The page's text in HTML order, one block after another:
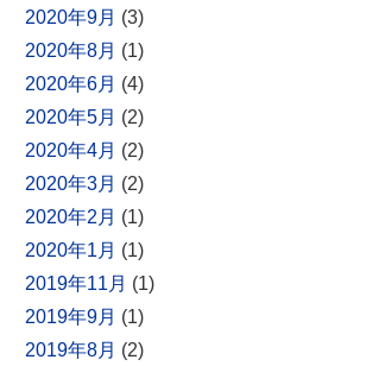
2020年9月 (3)
2020年8月 (1)
2020年6月 (4)
2020年5月 (2)
2020年4月 (2)
2020年3月 (2)
2020年2月 (1)
2020年1月 (1)
2019年11月 (1)
2019年9月 (1)
2019年8月 (2)